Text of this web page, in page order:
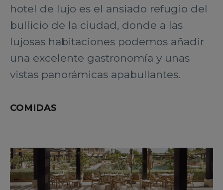
hotel de lujo es el ansiado refugio del
bullicio de la ciudad, donde a las
lujosas habitaciones podemos añadir
una excelente gastronomía y unas
vistas panorámicas apabullantes.
COMIDAS